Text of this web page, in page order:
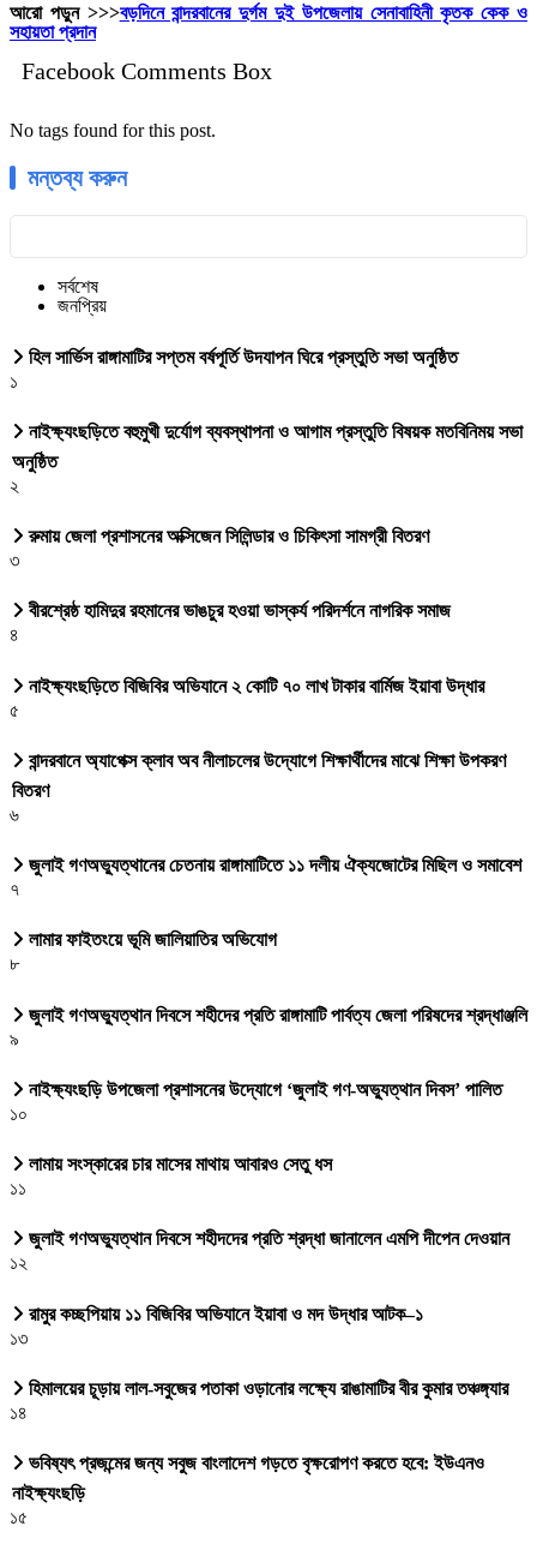
আরো পড়ুন >>>বড়দিনে বান্দরবানের দুর্গম দুই উপজেলায় সেনাবাহিনী কৃতক কেক ও
সহায়তা প্রদান
Facebook Comments Box
No tags found for this post.
মন্তব্য করুন
সর্বশেষ
জনপ্রিয়
হিল সার্ভিস রাঙ্গামাটির সপ্তম বর্ষপূর্তি উদযাপন ঘিরে প্রস্তুতি সভা অনুষ্ঠিত
১
নাইক্ষ্যংছড়িতে বহুমুখী দুর্যোগ ব্যবস্থাপনা ও আগাম প্রস্তুতি বিষয়ক মতবিনিময় সভা
অনুষ্ঠিত
২
রুমায় জেলা প্রশাসনের অক্সিজেন সিলিন্ডার ও চিকিৎসা সামগ্রী বিতরণ
৩
বীরশ্রেষ্ঠ হামিদুর রহমানের ভাঙচুর হওয়া ভাস্কর্য পরিদর্শনে নাগরিক সমাজ
৪
নাইক্ষ্যংছড়িতে বিজিবির অভিযানে ২ কোটি ৭০ লাখ টাকার বার্মিজ ইয়াবা উদ্ধার
৫
বান্দরবানে অ্যাপেক্স ক্লাব অব নীলাচলের উদ্যোগে শিক্ষার্থীদের মাঝে শিক্ষা উপকরণ
বিতরণ
৬
জুলাই গণঅভ্যুত্থানের চেতনায় রাঙ্গামাটিতে ১১ দলীয় ঐক্যজোটের মিছিল ও সমাবেশ
৭
লামার ফাইতংয়ে ভূমি জালিয়াতির অভিযোগ
৮
জুলাই গণঅভ্যুত্থান দিবসে শহীদের প্রতি রাঙ্গামাটি পার্বত্য জেলা পরিষদের শ্রদ্ধাঞ্জলি
৯
নাইক্ষ্যংছড়ি উপজেলা প্রশাসনের উদ্যোগে ‘জুলাই গণ-অভ্যুত্থান দিবস’ পালিত
১০
লামায় সংস্কারের চার মাসের মাথায় আবারও সেতু ধস
১১
জুলাই গণঅভ্যুত্থান দিবসে শহীদদের প্রতি শ্রদ্ধা জানালেন এমপি দীপেন দেওয়ান
১২
রামুর কচ্ছপিয়ায় ১১ বিজিবির অভিযানে ইয়াবা ও মদ উদ্ধার আটক–১
১৩
হিমালয়ের চূড়ায় লাল-সবুজের পতাকা ওড়ানোর লক্ষ্যে রাঙামাটির বীর কুমার তঞ্চঙ্গ্যার
১৪
ভবিষ্যৎ প্রজন্মের জন্য সবুজ বাংলাদেশ গড়তে বৃক্ষরোপণ করতে হবে: ইউএনও
নাইক্ষ্যংছড়ি
১৫